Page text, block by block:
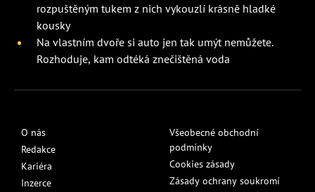
rozpuštěným tukem z nich vykouzlí krásně hladké
kousky
Na vlastním dvoře si auto jen tak umýt nemůžete.
Rozhoduje, kam odtéká znečištěná voda
O nás
Redakce
Kariéra
Inzerce
Všeobecné obchodní
podmínky
Cookies zásady
Zásady ochrany soukromí